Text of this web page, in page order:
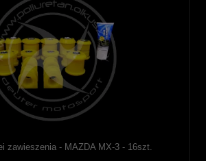
zawieszenia - MAZDA MX-3 - 16szt.